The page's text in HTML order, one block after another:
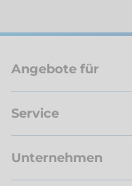
Angebote für
Service
Unternehmen